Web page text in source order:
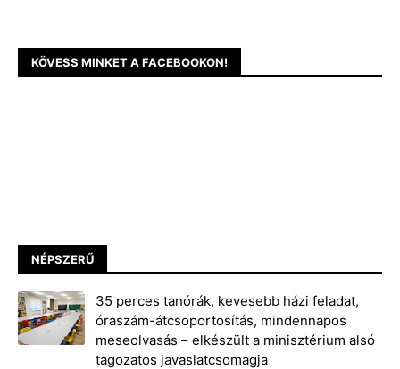
KÖVESS MINKET A FACEBOOKON!
NÉPSZERŰ
35 perces tanórák, kevesebb házi feladat,
óraszám-átcsoportosítás, mindennapos
meseolvasás – elkészült a minisztérium alsó
tagozatos javaslatcsomagja